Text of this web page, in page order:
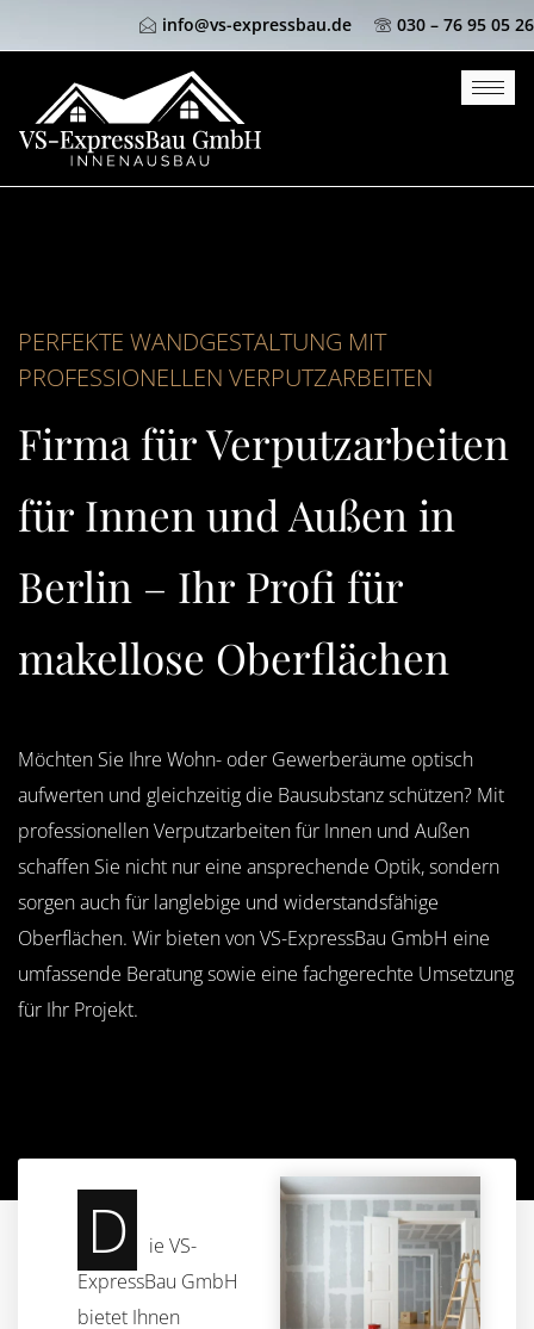
info@vs-expressbau.de 030 – 76 95 05 26
PERFEKTE WANDGESTALTUNG MIT
PROFESSIONELLEN VERPUTZARBEITEN
Firma für Verputzarbeiten
für Innen und Außen in
Berlin – Ihr Profi für
makellose Oberflächen
Möchten Sie Ihre Wohn- oder Gewerberäume optisch
aufwerten und gleichzeitig die Bausubstanz schützen? Mit
professionellen Verputzarbeiten für Innen und Außen
schaffen Sie nicht nur eine ansprechende Optik, sondern
sorgen auch für langlebige und widerstandsfähige
Oberflächen. Wir bieten von VS-ExpressBau GmbH eine
umfassende Beratung sowie eine fachgerechte Umsetzung
für Ihr Projekt.
D
ie VS-
ExpressBau GmbH
bietet Ihnen